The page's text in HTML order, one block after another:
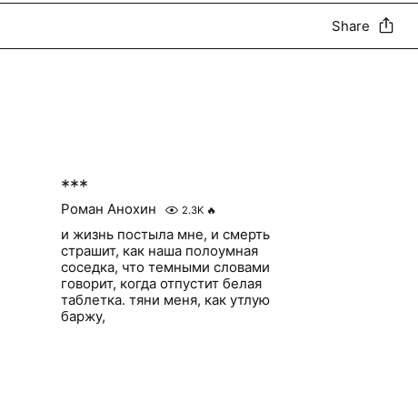
Share
***
Роман Анохин 2.3K 🔥
и жизнь постыла мне, и смерть
страшит, как наша полоумная
соседка, что темными словами
говорит, когда отпустит белая
таблетка. тяни меня, как утлую
баржу,